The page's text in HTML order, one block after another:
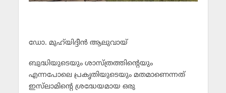
ഡോ. മുഹ്‌യിദ്ദീന്‍ ആലുവായ്
ബുദ്ധിയുടെയും ശാസ്ത്രത്തിന്റെയും
എന്നപോലെ പ്രകൃതിയുടെയും മതമാണെന്നത്
ഇസ്‌ലാമിന്റെ ശ്രദ്ധേയമായ ഒരു